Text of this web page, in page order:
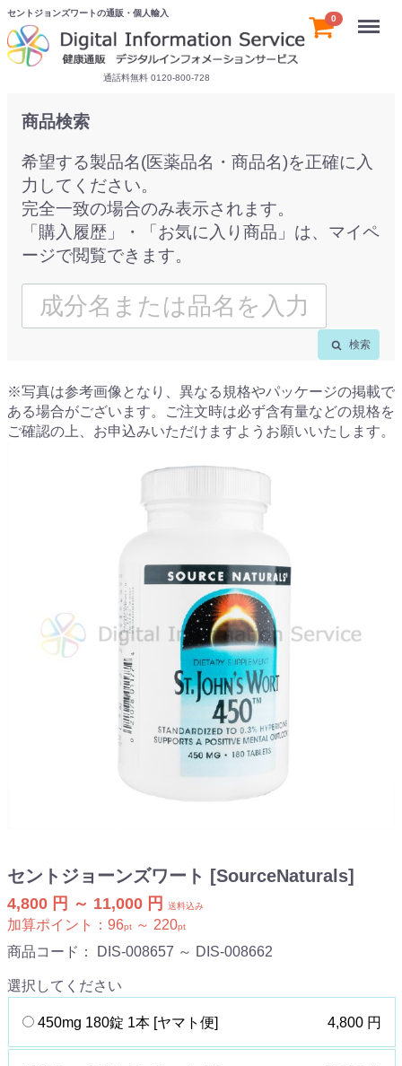
セントジョンズワートの通販・個人輸入
通話料無料 0120-800-728
0 Menu
商品検索
希望する製品名(医薬品名・商品名)を正確に入
力してください。
完全一致の場合のみ表示されます。
「購入履歴」・「お気に入り商品」は、マイペ
ージで閲覧できます。
検索
※写真は参考画像となり、異なる規格やパッケージの掲載で
ある場合がございます。ご注文時は必ず含有量などの規格を
ご確認の上、お申込みいただけますようお願いいたします。
セントジョーンズワート [SourceNaturals]
4,800 円 ～ 11,000 円 送料込み
加算ポイント： 96pt ～ 220pt
商品コード： DIS-008657 ～ DIS-008662
選択してください
450mg 180錠 1本 [ヤマト便] 4,800 円